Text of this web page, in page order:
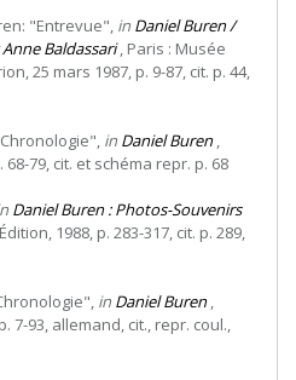
"Entrevue", in Daniel Buren /
Baldassari, Paris : Musée
25 mars 1987, p. 9-87, cit. p. 44,
in Daniel Buren,
79, cit. et schéma repr. p. 68
Daniel Buren : Photos-Souvenirs
1988, p. 283-317, cit. p. 289,
in Daniel Buren,
7-93, allemand, cit., repr. coul.,